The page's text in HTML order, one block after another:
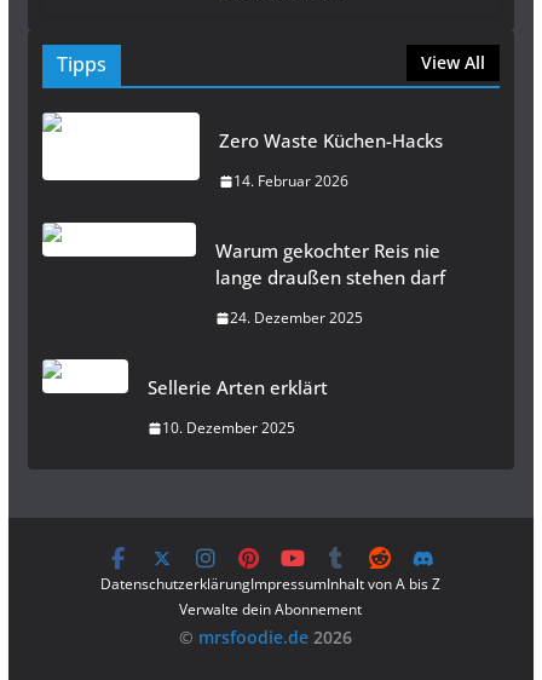
Tipps View All
Zero Waste Küchen-Hacks
14. Februar 2026
Warum gekochter Reis nie
lange draußen stehen darf
24. Dezember 2025
Sellerie Arten erklärt
10. Dezember 2025
DatenschutzerklärungImpressumInhalt von A bis Z
Verwalte dein Abonnement
©️ mrsfoodie.de 2026